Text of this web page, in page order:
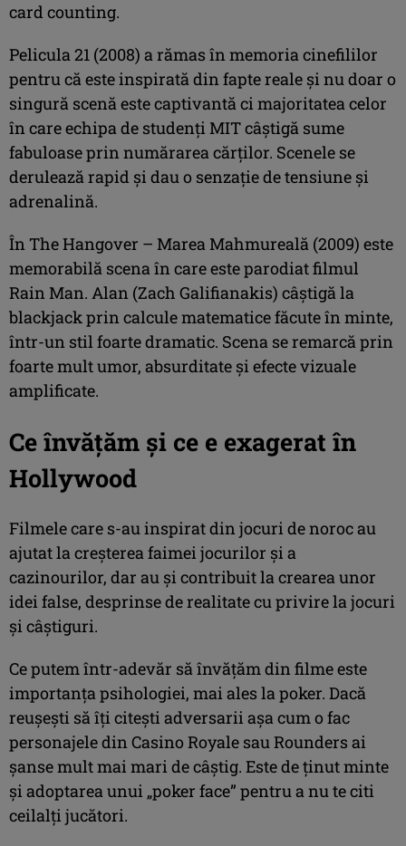
card counting.
Pelicula 21 (2008) a rămas în memoria cinefililor
pentru că este inspirată din fapte reale și nu doar o
singură scenă este captivantă ci majoritatea celor
în care echipa de studenți MIT câștigă sume
fabuloase prin numărarea cărților. Scenele se
derulează rapid și dau o senzație de tensiune și
adrenalină.
În The Hangover – Marea Mahmureală (2009) este
memorabilă scena în care este parodiat filmul
Rain Man. Alan (Zach Galifianakis) câștigă la
blackjack prin calcule matematice făcute în minte,
într-un stil foarte dramatic. Scena se remarcă prin
foarte mult umor, absurditate și efecte vizuale
amplificate.
Ce învățăm și ce e exagerat în
Hollywood
Filmele care s-au inspirat din jocuri de noroc au
ajutat la creșterea faimei jocurilor și a
cazinourilor, dar au și contribuit la crearea unor
idei false, desprinse de realitate cu privire la jocuri
și câștiguri.
Ce putem într-adevăr să învățăm din filme este
importanța psihologiei, mai ales la poker. Dacă
reușești să îți citești adversarii așa cum o fac
personajele din Casino Royale sau Rounders ai
șanse mult mai mari de câștig. Este de ținut minte
și adoptarea unui „poker face” pentru a nu te citi
ceilalți jucători.